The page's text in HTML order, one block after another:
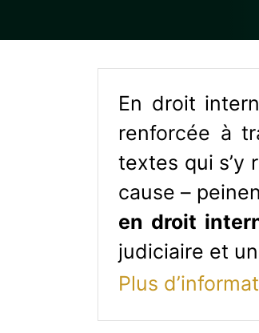
En droit
renforcée à
textes qui s’y
cause –
en droit
judiciaire et
Plus